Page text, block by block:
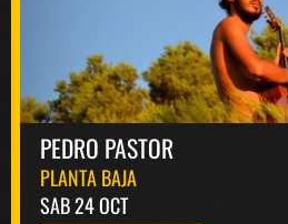
PEDRO PASTOR
PLANTA BAJA
SAB 24 OCT